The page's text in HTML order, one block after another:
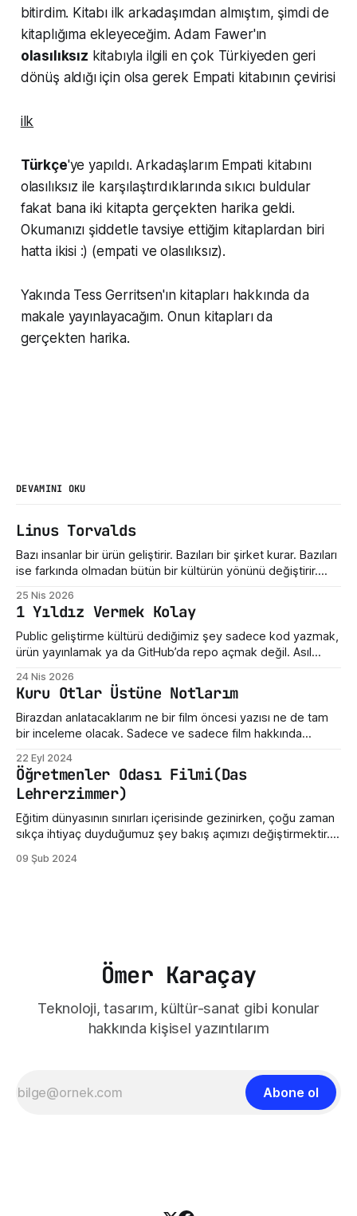
bitirdim. Kitabı ilk arkadaşımdan almıştım, şimdi de
kitaplığıma ekleyeceğim. Adam Fawer'ın
olasılıksız kitabıyla ilgili en çok Türkiyeden geri
dönüş aldığı için olsa gerek Empati kitabının çevirisi
ilk
Türkçe'ye yapıldı. Arkadaşlarım Empati kitabını
olasılıksız ile karşılaştırdıklarında sıkıcı buldular
fakat bana iki kitapta gerçekten harika geldi.
Okumanızı şiddetle tavsiye ettiğim kitaplardan biri
hatta ikisi :) (empati ve olasılıksız).
Yakında Tess Gerritsen'ın kitapları hakkında da
makale yayınlayacağım. Onun kitapları da
gerçekten harika.
DEVAMINI OKU
Linus Torvalds
Bazı insanlar bir ürün geliştirir. Bazıları bir şirket kurar. Bazıları
ise farkında olmadan bütün bir kültürün yönünü değiştirir.
şey sadece bir işletim sistemi çekirdeği değil. Sunucuların,
telefonların, gömülü sistemlerin, süper bilgisayarların,
geliştirici araçlarının ve modern internet altyapısının sessiz
taşıyıcılarından biri. Ama hikayenin
25 Nis 2026
1 Yıldız Vermek Kolay
Public geliştirme kültürü dediğimiz şey sadece kod yazmak,
ürün yayınlamak ya da GitHub’da repo açmak değil. Asıl
gördüğümüzde ne yaptığımız. Eksik bir özellik fark
ettiğimizde nasıl konuştuğumuz. Bir geliştiricinin henüz
olgunlaşmamış fikrine verdiğimiz tepki. Maalesef bizde çoğu
zaman bu kültür destek
24 Nis 2026
Kuru Otlar Üstüne Notlarım
Birazdan anlatacaklarım ne bir film öncesi yazısı ne de tam
bir inceleme olacak. Sadece ve sadece film hakkında
Ceylan'ın son filmi "Kuru Otlar Üstüne" filmini izledim ve filmin
etkisi üzerimdeyken bir şeyler karalamak istedim. Açıkçası,
bu film beni
22 Eyl 2024
Öğretmenler Odası Filmi(Das
Lehrerzimmer)
Eğitim dünyasının sınırları içerisinde gezinirken, çoğu zaman
sıkça ihtiyaç duyduğumuz şey bakış açımızı değiştirmektir.
Öğretmenler Odası filmi, gerçek bir öğretmen odasının iç
09 Şub 2024
Ömer Karaçay
Teknoloji, tasarım, kültür-sanat gibi konular
hakkında kişisel yazıntılarım
Abone ol